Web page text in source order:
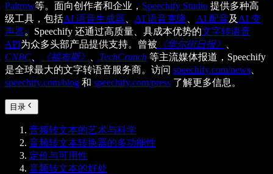
Paltrow等。面向创作者和企业， Speechify Studio 提供多种高
级工具，包括AI 语音生成器 AI 语音克隆 AI 配音及 AI 变
声器。Speechify 还通过高质量、具成本优势的文字转语音
API为众多头部产品提供支持。曾被 《华尔街日报》
CNBC
《福布斯》 TechCrunch 等主流媒体报道，Speechify
是全球最大的文字转语音服务商。访问 speechify.com/news
speechify.com/blog 和 speechify.com/press 了解更多信息。
目录
音频转文本的艺术与科学
音频转文本转换器的多功能性
定价与可用性
音频转文本的好处